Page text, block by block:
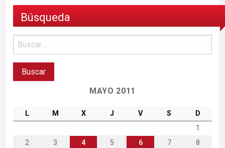
Búsqueda
MAYO 2011
L M X J V S
D
1
2
3 4 5 6 7
8